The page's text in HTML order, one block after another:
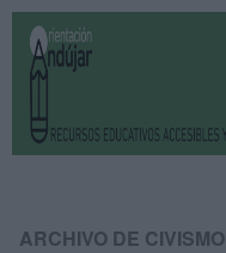
ARCHIVO DE CIVISMO